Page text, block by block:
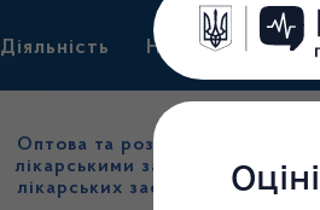
Діяльність Нормативні
Оптова та роздрібна торгівля
лікарськими засобами, імпорт
лікарських засобів (крім АФІ)